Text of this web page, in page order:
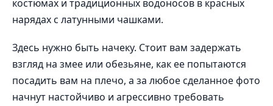
костюмах и традиционных водоносов в красных
нарядах с латунными чашками.
Здесь нужно быть начеку. Стоит вам задержать
взгляд на змее или обезьяне, как ее попытаются
посадить вам на плечо, а за любое сделанное фото
начнут настойчиво и агрессивно требовать